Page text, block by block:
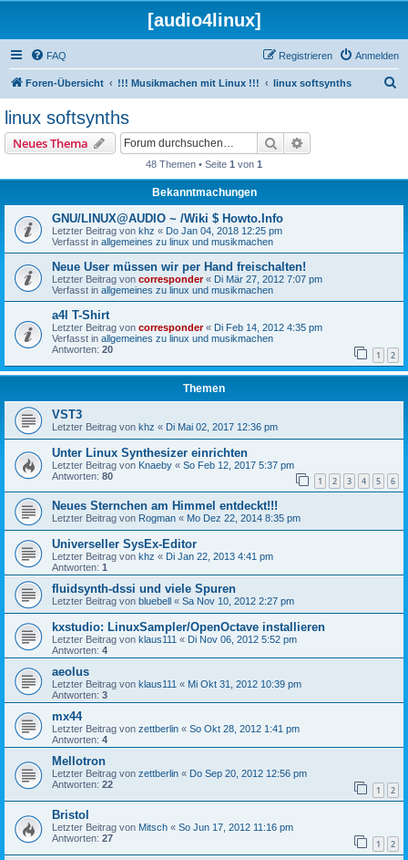
[audio4linux]
FAQ Anmelden
Registrieren
Foren-Übersicht !!! Musikmachen mit Linux !!! linux softsynths
linux softsynths
Neues Thema Suche
48 Themen • Seite 1 von 1
Bekanntmachungen
GNU/LINUX@AUDIO ~ /Wiki $ Howto.Info
Letzter Beitrag von khz « Do Jan 04, 2018 12:25 pm
Verfasst in allgemeines zu linux und musikmachen
Neue User müssen wir per Hand freischalten!
Letzter Beitrag von corresponder« Di Mär 27, 2012 7:07 pm
Verfasst in allgemeines zu linux und musikmachen
a4l T-Shirt
Letzter Beitrag von corresponder« Di Feb 14, 2012 4:35 pm
Verfasst in allgemeines zu linux und musikmachen
Antworten: 20 1 2
Themen
VST3
Letzter Beitrag von khz « Di Mai 02, 2017 12:36 pm
Unter Linux Synthesizer einrichten
Letzter Beitrag von Knaeby « So Feb 12, 2017 5:37 pm
Antworten: 80 1 2 3 4 5 6
Neues Sternchen am Himmel entdeckt!!!
Letzter Beitrag von Rogman « Mo Dez 22, 2014 8:35 pm
Universeller SysEx-Editor
Letzter Beitrag von khz « Di Jan 22, 2013 4:41 pm
Antworten: 1
fluidsynth-dssi und viele Spuren
Letzter Beitrag von bluebell « Sa Nov 10, 2012 2:27 pm
kxstudio: LinuxSampler/OpenOctave installieren
Letzter Beitrag von klaus111 « Di Nov 06, 2012 5:52 pm
Antworten: 4
aeolus
Letzter Beitrag von klaus111 « Mi Okt 31, 2012 10:39 pm
Antworten: 3
mx44
Letzter Beitrag von zettberlin « So Okt 28, 2012 1:41 pm
Antworten: 4
Mellotron
Letzter Beitrag von zettberlin « Do Sep 20, 2012 12:56 pm
Antworten: 22 1 2
Bristol
Letzter Beitrag von Mitsch « So Jun 17, 2012 11:16 pm
Antworten: 27 1 2